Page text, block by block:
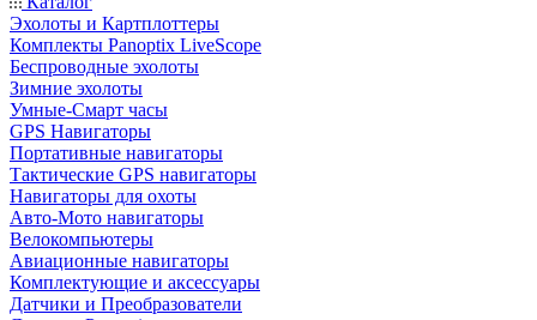
Эхолоты и Картплоттеры
Комплекты Panoptix LiveScope
Беспроводные эхолоты
Зимние эхолоты
Умные-Смарт часы
GPS Навигаторы
Портативные навигаторы
Тактические GPS навигаторы
Навигаторы для охоты
Авто-Мото навигаторы
Велокомпьютеры
Авиационные навигаторы
Комплектующие и аксессуары
Датчики и Преобразователи